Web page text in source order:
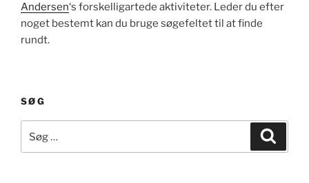
Andersen‘s forskelligartede aktiviteter. Leder du efter
noget bestemt kan du bruge søgefeltet til at finde
rundt.
SØG
efter: